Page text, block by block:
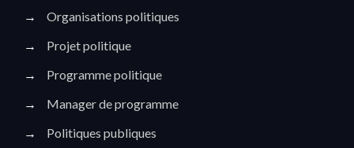
→
Organisations politiques
→
Projet politique
→
Programme politique
→
Manager de programme
→
Politiques publiques